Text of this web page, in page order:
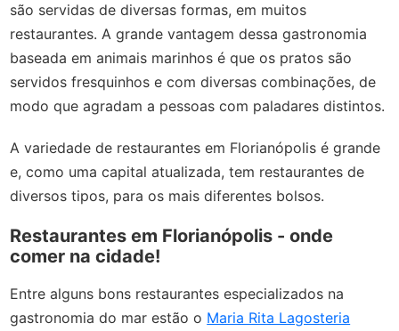
são servidas de diversas formas, em muitos
restaurantes. A grande vantagem dessa gastronomia
baseada em animais marinhos é que os pratos são
servidos fresquinhos e com diversas combinações, de
modo que agradam a pessoas com paladares distintos.
A variedade de restaurantes em Florianópolis é grande
e, como uma capital atualizada, tem restaurantes de
diversos tipos, para os mais diferentes bolsos.
Restaurantes em Florianópolis - onde
comer na cidade!
Entre alguns bons restaurantes especializados na
gastronomia do mar estão o Maria Rita Lagosteria